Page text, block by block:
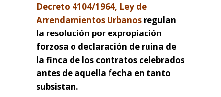
Decreto 4104/1964, Ley de
Arrendamientos Urbanos regulan
la resolución por expropiación
forzosa o declaración de ruina de
la finca de los contratos celebrados
antes de aquella fecha en tanto
subsistan.